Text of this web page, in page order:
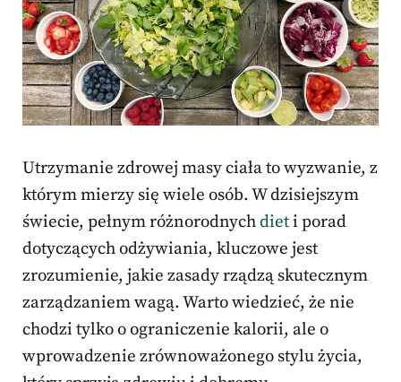
Utrzymanie zdrowej masy ciała to wyzwanie, z
którym mierzy się wiele osób. W dzisiejszym
świecie, pełnym różnorodnychdieti porad
dotyczących odżywiania, kluczowe jest
zrozumienie, jakie zasady rządzą skutecznym
zarządzaniem wagą. Warto wiedzieć, że nie
chodzi tylko o ograniczenie kalorii, ale o
wprowadzenie zrównoważonego stylu życia,